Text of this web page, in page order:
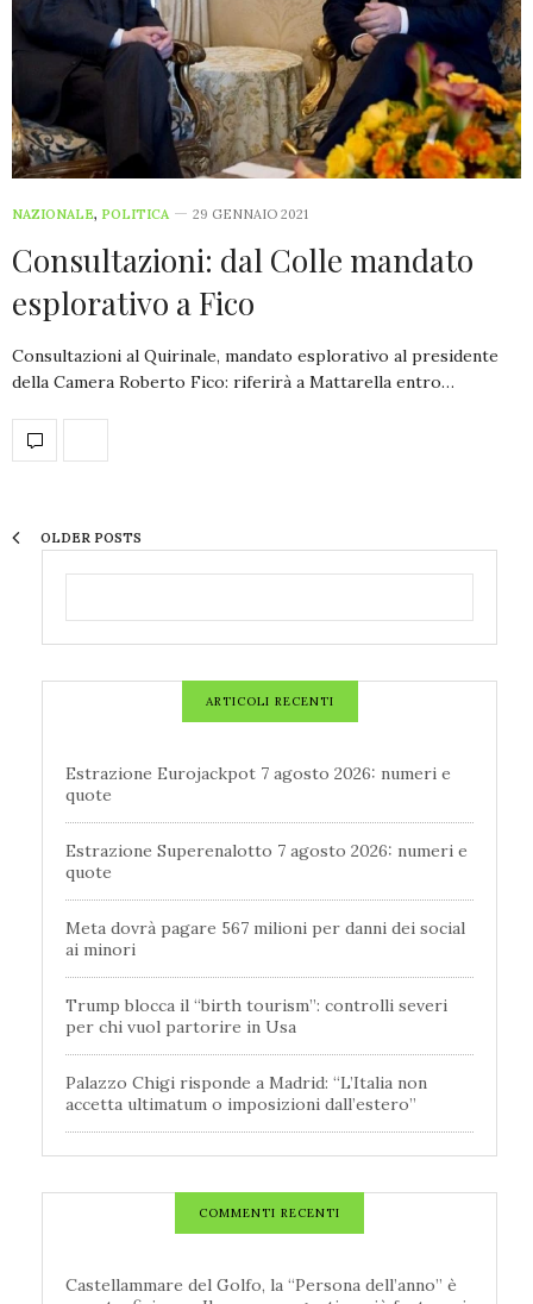
NAZIONALE, POLITICA 29 GENNAIO 2021
Consultazioni: dal Colle mandato
esplorativo a Fico
Consultazioni al Quirinale, mandato esplorativo al presidente
della Camera Roberto Fico: riferirà a Mattarella entro…
OLDER POSTS
ARTICOLI RECENTI
Estrazione Eurojackpot 7 agosto 2026: numeri e
quote
Estrazione Superenalotto 7 agosto 2026: numeri e
quote
Meta dovrà pagare 567 milioni per danni dei social
ai minori
Trump blocca il “birth tourism”: controlli severi
per chi vuol partorire in Usa
Palazzo Chigi risponde a Madrid: “L’Italia non
accetta ultimatum o imposizioni dall’estero”
COMMENTI RECENTI
Castellammare del Golfo, la “Persona dell’anno” è